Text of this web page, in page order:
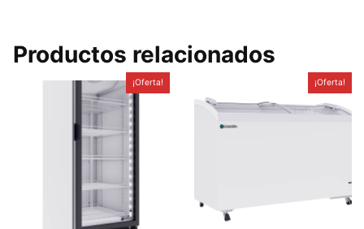
Productos relacionados
¡Oferta! ¡Oferta!